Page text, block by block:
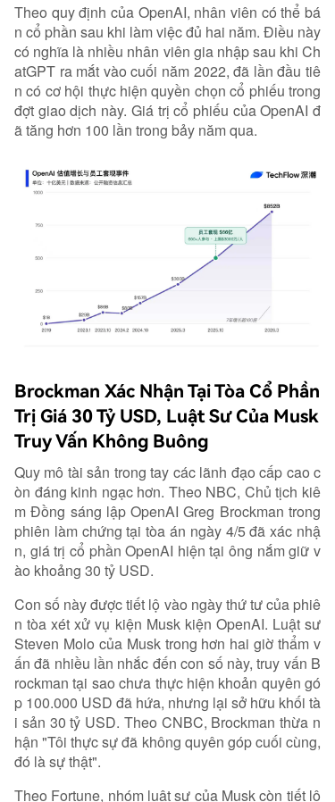
Theo quy định của OpenAI, nhân viên có thể bá
n cổ phần sau khi làm việc đủ hai năm. Điều này
có nghĩa là nhiều nhân viên gia nhập sau khi Ch
atGPT ra mắt vào cuối năm 2022, đã lần đầu tiê
n có cơ hội thực hiện quyền chọn cổ phiếu trong
đợt giao dịch này. Giá trị cổ phiếu của OpenAI đ
ã tăng hơn 100 lần trong bảy năm qua.
Brockman Xác Nhận Tại Tòa Cổ Phần
Trị Giá 30 Tỷ USD, Luật Sư Của Musk
Truy Vấn Không Buông
Quy mô tài sản trong tay các lãnh đạo cấp cao c
òn đáng kinh ngạc hơn. Theo NBC, Chủ tịch kiê
m Đồng sáng lập OpenAI Greg Brockman trong
phiên làm chứng tại tòa án ngày 4/5 đã xác nhậ
n, giá trị cổ phần OpenAI hiện tại ông nắm giữ v
ào khoảng 30 tỷ USD.
Con số này được tiết lộ vào ngày thứ tư của phiê
n tòa xét xử vụ kiện Musk kiện OpenAI. Luật sư
Steven Molo của Musk trong hơn hai giờ thẩm v
ấn đã nhiều lần nhắc đến con số này, truy vấn B
rockman tại sao chưa thực hiện khoản quyên gó
p 100.000 USD đã hứa, nhưng lại sở hữu khối tà
i sản 30 tỷ USD. Theo CNBC, Brockman thừa n
hận "Tôi thực sự đã không quyên góp cuối cùng,
đó là sự thật".
Theo Fortune, nhóm luật sư của Musk còn tiết lộ